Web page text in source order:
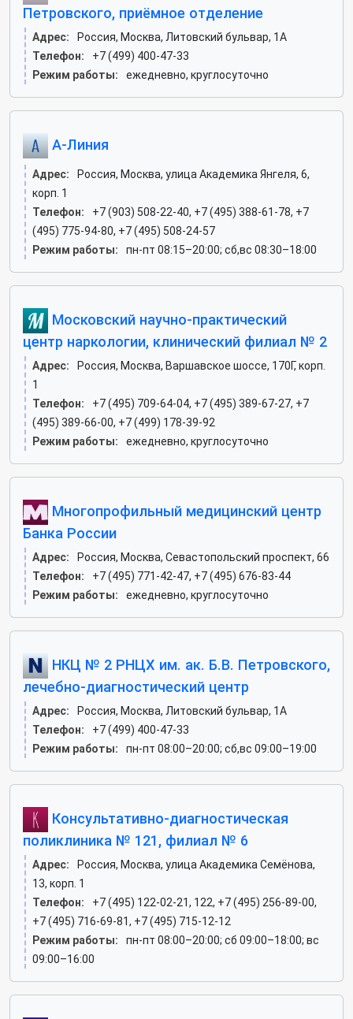
Петровского, приёмное отделение
Адрес:
Россия, Москва, Литовский бульвар, 1А
Телефон:
+7 (499) 400-47-33
Режим работы:
ежедневно, круглосуточно
А-Линия
Адрес:
Россия, Москва, улица Академика Янгеля, 6,
корп. 1
Телефон:
+7 (903) 508-22-40, +7 (495) 388-61-78, +7
(495) 775-94-80, +7 (495) 508-24-57
Режим работы:
пн-пт 08:15–20:00; сб,вс 08:30–18:00
Московский научно-практический
центр наркологии, клинический филиал № 2
Адрес:
Россия, Москва, Варшавское шоссе, 170Г, корп.
1
Телефон:
+7 (495) 709-64-04, +7 (495) 389-67-27, +7
(495) 389-66-00, +7 (499) 178-39-92
Режим работы:
ежедневно, круглосуточно
Многопрофильный медицинский центр
Банка России
Адрес:
Россия, Москва, Севастопольский проспект, 66
Телефон:
+7 (495) 771-42-47, +7 (495) 676-83-44
Режим работы:
ежедневно, круглосуточно
НКЦ № 2 РНЦХ им. ак. Б.В. Петровского,
лечебно-диагностический центр
Адрес:
Россия, Москва, Литовский бульвар, 1А
Телефон:
+7 (499) 400-47-33
Режим работы:
пн-пт 08:00–20:00; сб,вс 09:00–19:00
Консультативно-диагностическая
поликлиника № 121, филиал № 6
Адрес:
Россия, Москва, улица Академика Семёнова,
13, корп. 1
Телефон:
+7 (495) 122-02-21, 122, +7 (495) 256-89-00,
+7 (495) 716-69-81, +7 (495) 715-12-12
Режим работы:
пн-пт 08:00–20:00; сб 09:00–18:00; вс
09:00–16:00